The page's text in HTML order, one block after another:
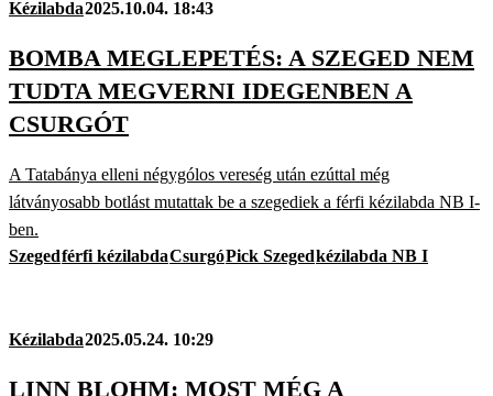
Kézilabda2025.10.04. 18:43
BOMBA MEGLEPETÉS: A SZEGED NEM
TUDTA MEGVERNI IDEGENBEN A
CSURGÓT
A Tatabánya elleni négygólos vereség után ezúttal még
látványosabb botlást mutattak be a szegediek a férfi kézilabda NB I-
ben.
Szegedférfi kézilabdaCsurgóPick Szegedkézilabda NB I
Kézilabda2025.05.24. 10:29
LINN BLOHM: MOST MÉG A